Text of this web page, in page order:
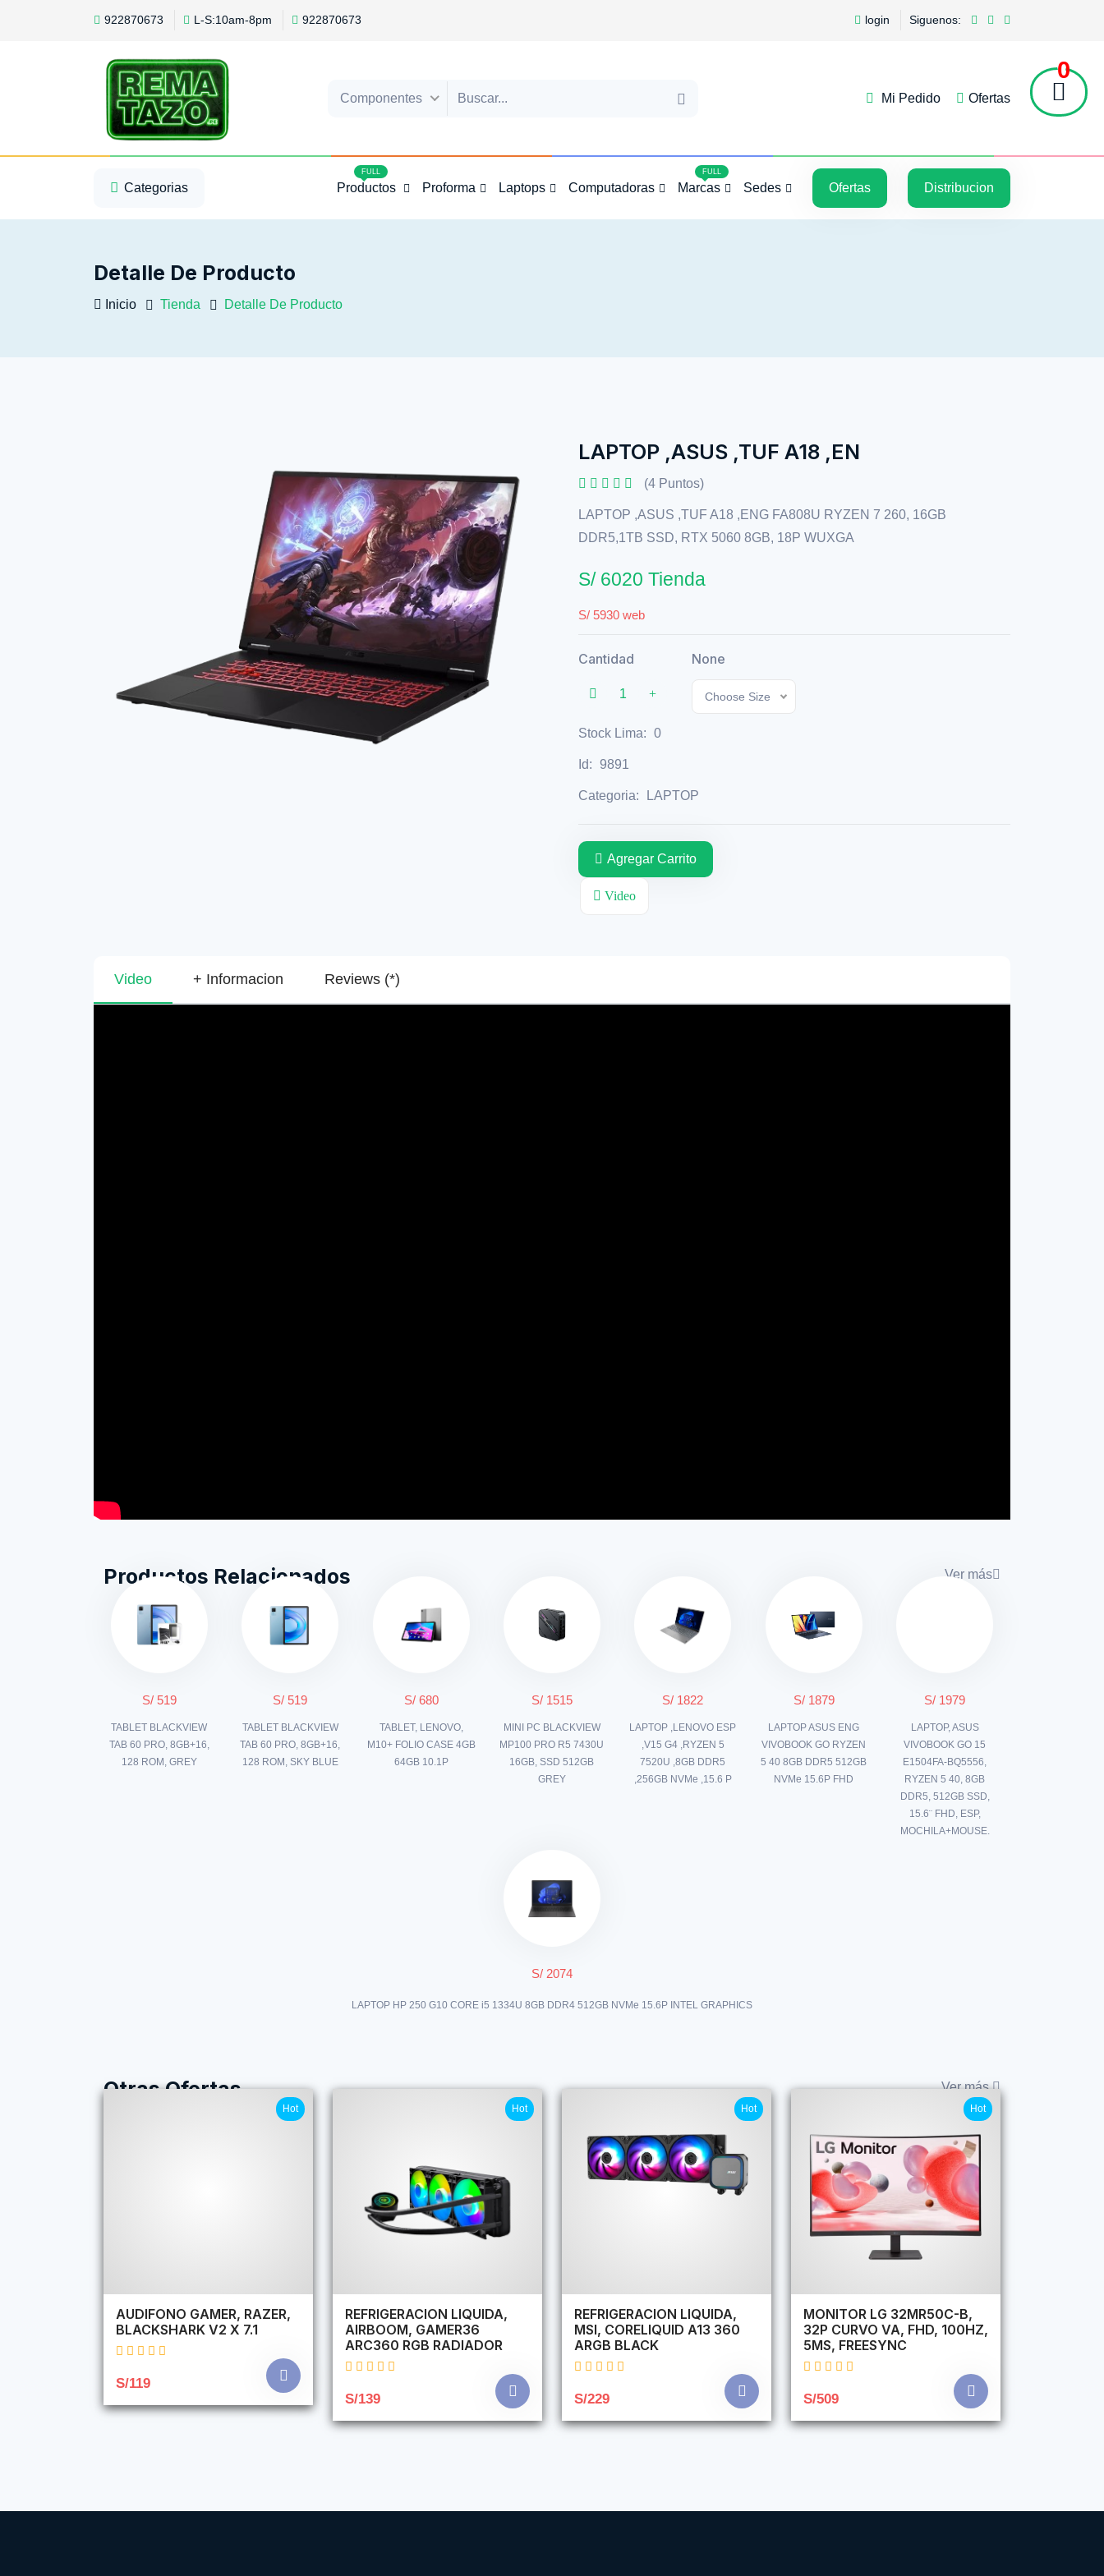
922870673 L-S:10am-8pm 922870673 login Siguenos:
Componentes Mi Pedido Ofertas
0
5
Categorias
Productos
FULL
Proforma Laptops Computadoras Marcas
FULL
Sedes Ofertas Distribucion
Detalle De Producto
Inicio Tienda Detalle De Producto
LAPTOP ,ASUS ,TUF A18 ,EN
(4 Puntos)
LAPTOP ,ASUS ,TUF A18 ,ENG FA808U RYZEN 7 260, 16GB
DDR5,1TB SSD, RTX 5060 8GB, 18P WUXGA
S/ 6020 Tienda
S/ 5930 web
Cantidad None
Choose Size
Stock Lima: 0
Id: 9891
Categoria: LAPTOP
Agregar Carrito
Video
Video + Informacion Reviews (*)
Productos Relacionados Ver más
S/ 519
TABLET BLACKVIEW
TAB 60 PRO, 8GB+16,
128 ROM, GREY
S/ 519
TABLET BLACKVIEW
TAB 60 PRO, 8GB+16,
128 ROM, SKY BLUE
S/ 680
TABLET, LENOVO,
M10+ FOLIO CASE 4GB
64GB 10.1P
S/ 1515
MINI PC BLACKVIEW
MP100 PRO R5 7430U
16GB, SSD 512GB
GREY
S/ 1822
LAPTOP ,LENOVO ESP
,V15 G4 ,RYZEN 5
7520U ,8GB DDR5
,256GB NVMe ,15.6 P
S/ 1879
LAPTOP ASUS ENG
VIVOBOOK GO RYZEN
5 40 8GB DDR5 512GB
NVMe 15.6P FHD
S/ 1979
LAPTOP, ASUS
VIVOBOOK GO 15
E1504FA-BQ5556,
RYZEN 5 40, 8GB
DDR5, 512GB SSD,
15.6¨ FHD, ESP,
MOCHILA+MOUSE.
S/ 2074
LAPTOP HP 250 G10 CORE i5 1334U 8GB DDR4 512GB NVMe 15.6P INTEL GRAPHICS
Otras Ofertas Ver más
Hot
AUDIFONO GAMER, RAZER,
BLACKSHARK V2 X 7.1
S/119
Hot
REFRIGERACION LIQUIDA,
AIRBOOM, GAMER36
ARC360 RGB RADIADOR
S/139
Hot
REFRIGERACION LIQUIDA,
MSI, CORELIQUID A13 360
ARGB BLACK
S/229
Hot
MONITOR LG 32MR50C-B,
32P CURVO VA, FHD, 100HZ,
5MS, FREESYNC
S/509